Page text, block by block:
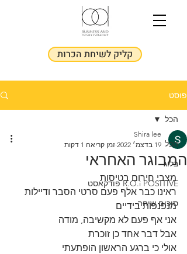
קליק לשיחת הכרות
פוסט
הכל
בלוג
R.O.i POSITIVE פודקאסט
סיכום שיחה
הכל
המבוגר האחראי
Shira lee
19 בדצמ׳ 2022
זמן קריאה 1 דקות
מצבי חירום בטיסות
ראינו כבר אלף פעם סרטי הסבר ודיילות
מנפנפות בידיים
אני אף פעם לא מקשיבה, מודה
אבל דבר אחד כן זוכרת
אולי כי ברגע הראשון הופתעתי